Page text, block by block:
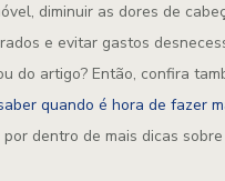
diminuir as dores de
e evitar gastos
do artigo? Então, confira
quando é hora de fazer
dentro de mais dicas